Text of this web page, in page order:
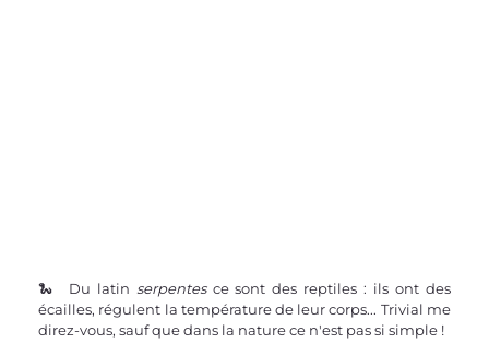
🐍  Du latin serpentes ce sont des reptiles : ils ont des
écailles, régulent la température de leur corps... Trivial me
direz-vous, sauf que dans la nature ce n'est pas si simple !